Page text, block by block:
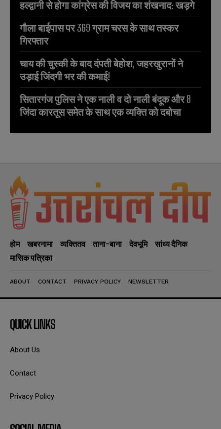
हल्द्वानी से होगा कांग्रेस की विजय का शंखनाद: खड़गे
गौला बाईपास पर 369 ग्राम चरस के साथ तस्कर
गिरफ्तार
चाय की चुस्की के बाद दंपती बेहोश, जहरखुरानों ने
उड़ाई जिंदगी भर की कमाई!
सितारगंज पुलिस ने एक नाली व दो नाली बंदूक और 8
जिंदा कारतूस समेत के साथ एक व्यक्ति को दबोचा
होम खबरनामा व्यक्तितव ताना-बाना देवभूमि
सांध्य दैनिक
मासिक पत्रिका
ABOUT CONTACT PRIVACY POLICY NEWSLETTER
QUICK LINKS
About Us
Contact
Privacy Policy